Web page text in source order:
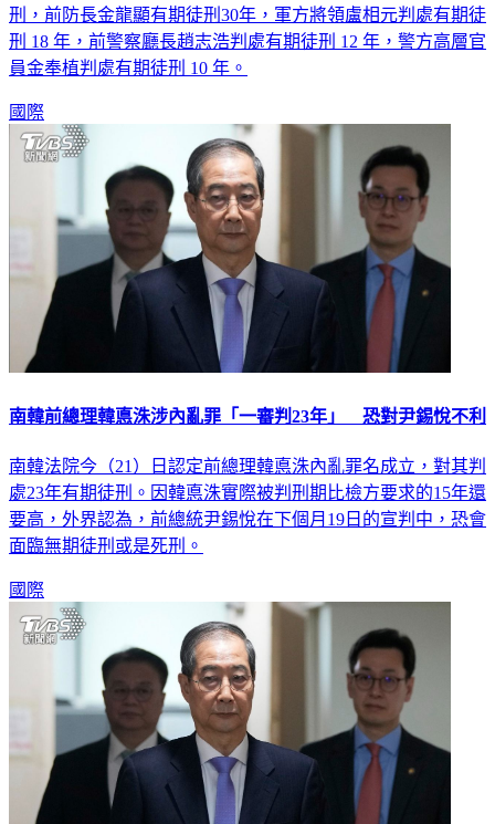
刑，前防長金龍顯有期徒刑30年，軍方將領盧相元判處有期徒
刑 18 年，前警察廳長趙志浩判處有期徒刑 12 年，警方高層官
員金奉植判處有期徒刑 10 年。
國際
南韓前總理韓悳洙涉內亂罪「一審判23年」 恐對尹錫悅不利
南韓法院今（21）日認定前總理韓悳洙內亂罪名成立，對其判
處23年有期徒刑。因韓悳洙實際被判刑期比檢方要求的15年還
要高，外界認為，前總統尹錫悅在下個月19日的宣判中，恐會
面臨無期徒刑或是死刑。
國際